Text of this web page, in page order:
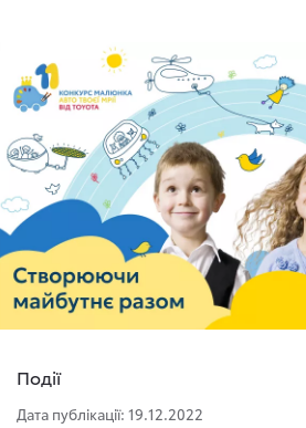
Події
Дата публікації: 19.12.2022